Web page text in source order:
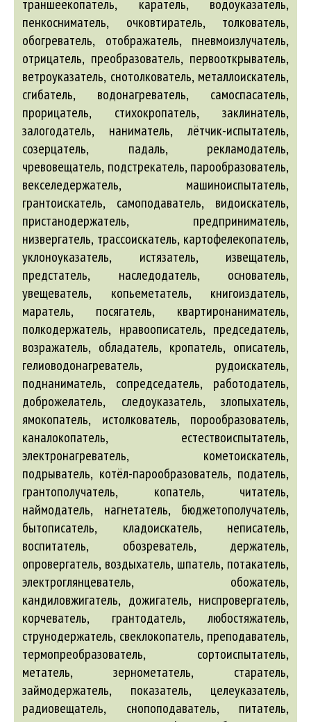
траншеекопатель, каратель, водоуказатель,
пенкосниматель, очковтиратель, толкователь,
обогреватель, отображатель, пневмоизлучатель,
отрицатель, преобразователь, первооткрыватель,
ветроуказатель, снотолкователь, металлоискатель,
сгибатель, водонагреватель, самоспасатель,
прорицатель, стихокропатель, заклинатель,
залогодатель, наниматель, лётчик-испытатель,
созерцатель, падаль, рекламодатель,
чревовещатель, подстрекатель, парообразователь,
векселедержатель, машиноиспытатель,
грантоискатель, самоподаватель, видоискатель,
пристанодержатель, предприниматель,
низвергатель, трассоискатель, картофелекопатель,
уклоноуказатель, истязатель, извещатель,
предстатель, наследодатель, основатель,
увещеватель, копьеметатель, книгоиздатель,
маратель, посягатель, квартиронаниматель,
полкодержатель, нравоописатель, председатель,
возражатель, обладатель, кропатель, описатель,
гелиоводонагреватель, рудоискатель,
поднаниматель, сопредседатель, работодатель,
доброжелатель, следоуказатель, злопыхатель,
ямокопатель, истолкователь, порообразователь,
каналокопатель, естествоиспытатель,
электронагреватель, кометоискатель,
подрыватель, котёл-парообразователь, податель,
грантополучатель, копатель, читатель,
наймодатель, нагнетатель, бюджетополучатель,
бытописатель, кладоискатель, неписатель,
воспитатель, обозреватель, держатель,
опровергатель, воздыхатель, шпатель, потакатель,
электроглянцеватель, обожатель,
кандиловжигатель, дожигатель, ниспровергатель,
корчеватель, грантодатель, любостяжатель,
струнодержатель, свеклокопатель, преподаватель,
термопреобразователь, сортоиспытатель,
метатель, зернометатель, старатель,
займодержатель, показатель, целеуказатель,
радиовещатель, снопоподаватель, питатель,